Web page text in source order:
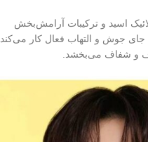
اسید و ترکیبات آرامش‌بخش
جوش و التهاب فعال کار می‌کند
و شفاف می‌بخشد.